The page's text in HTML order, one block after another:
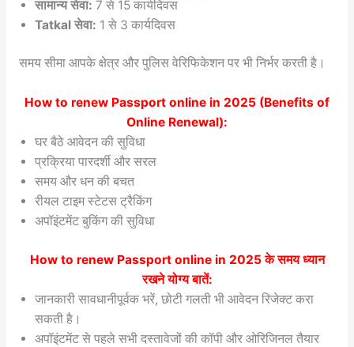
सामान्य सेवा: 7 से 15 कार्यदिवस
Tatkal सेवा: 1 से 3 कार्यदिवस
समय सीमा आपके क्षेत्र और पुलिस वेरिफिकेशन पर भी निर्भर करती है।
How to renew Passport online in 2025 (Benefits of
Online Renewal):
घर बैठे आवेदन की सुविधा
प्रक्रिया पारदर्शी और सरल
समय और धन की बचत
रीयल टाइम स्टेटस ट्रैकिंग
अपॉइंटमेंट बुकिंग की सुविधा
How to renew Passport online in 2025के समय ध्यान
रखने योग्य बातें:
जानकारी सावधानीपूर्वक भरें, छोटी गलती भी आवेदन रिजेक्ट करा
सकती है।
अपॉइंटमेंट से पहले सभी दस्तावेजों की कॉपी और ओरिजिनल तैयार